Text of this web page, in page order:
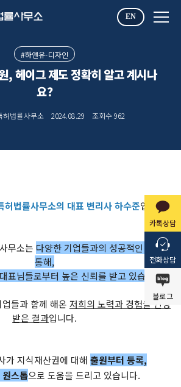
EN
카톡상담
전화상담
블로그
#하앤유-디자인
, 헤이그 제도 정확히 알고 계시나
요?
허법률사무소 2024.08.29 조회수962
허법률사무소의 대표 변리사 하수준입니다.
무소는 다양한 기업들과의 성공적인 협업을
통해,
표님들로부터 높은 신뢰를 받고 있습니다.
들과 함께 해온 저희의 노력과 경험을 인정
받은 결과입니다.
가 지식재산권에 대해 출원부터 등록,
스톱으로 도움을 드리고 있습니다.